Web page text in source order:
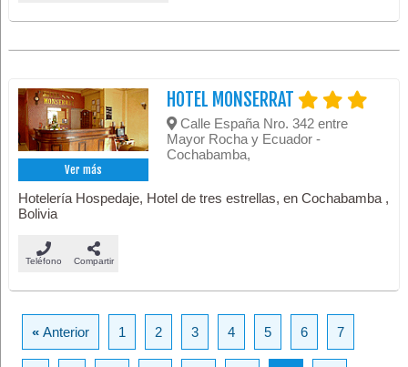
Ver más
HOTEL MONSERRAT
Calle España Nro. 342 entre
Mayor Rocha y Ecuador -
Cochabamba,
Hotelería Hospedaje, Hotel de tres estrellas, en Cochabamba ,
Bolivia
Teléfono Compartir
«Anterior 1 2 3 4 5 6 7